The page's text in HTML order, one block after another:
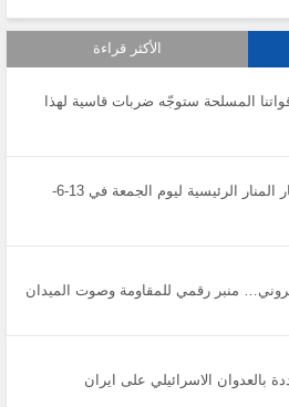
الأكثر قراءة
قواتنا المسلحة ستوجّه ضربات قاسية لهذا
مقدمة نشرة أخبار المنار الرئيسية ليوم الجمعة في 13-6-
منبر رقمي للمقاومة وصوت الميدان
بالعدوان الاسرائيلي على ايران